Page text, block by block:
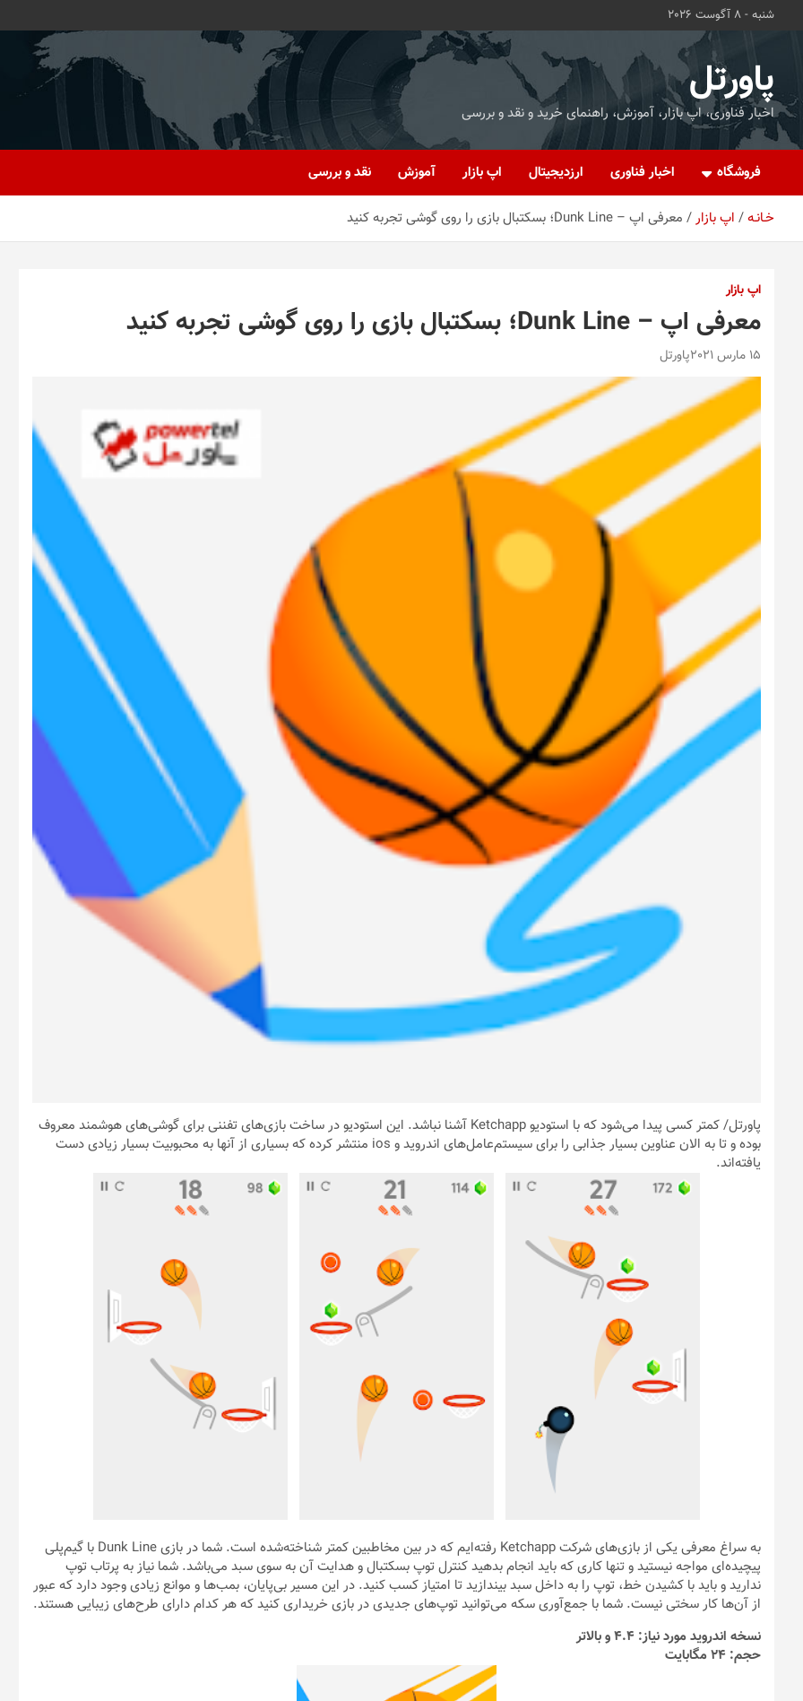
شنبه - 8 آگوست 2026
پاورتل
اخبار فناوری، اپ بازار، آموزش، راهنمای خرید و نقد و بررسی
فروشگاه اخبار فناوری ارزدیجیتال اپ بازار آموزش نقد و بررسی
خـانـه اپ بازار معرفی اپ – Dunk Line؛ بسکتبال بازی را روی گوشی تجربه کنید
اپ بازار
معرفی اپ – Dunk Line؛ بسکتبال بازی را روی گوشی تجربه کنید
15 مارس 2021 پاورتل
پاورتل
/ کمتر کسی پیدا می‌شود که با استودیو Ketchapp آشنا نباشد. این استودیو در ساخت بازی‌های تفننی برای گوشی‌های هوشمند معروف
بوده و تا به الان عناوین بسیار جذابی را برای سیستم‌عامل‌های اندروید و ios منتشر کرده که بسیاری از آنها به محبوبیت بسیار زیادی دست
یافته‌اند.
به سراغ معرفی یکی از بازی‌های شرکت Ketchapp رفته‌ایم که در بین مخاطبین کمتر شناخته‌شده است. شما در بازی Dunk Line با گیم‌پلی
پیچیده‌ای مواجه نیستید و تنها کاری که باید انجام بدهید کنترل توپ بسکتبال و هدایت آن‌ به سوی سبد می‌باشد. شما نیاز به پرتاب توپ
ندارید و باید با کشیدن خط، توپ‌ را به داخل سبد بیندازید تا امتیاز کسب کنید. در این مسیر بی‌پایان، بمب‌ها و موانع زیادی وجود دارد که عبور
از آن‌ها کار سختی نیست. شما با جمع‌آوری سکه می‌توانید توپ‌های جدیدی در بازی خریداری کنید که هر کدام دارای طرح‌های زیبایی هستند.
نسخه اندروید مورد نیاز: 4.4 و بالاتر
حجم: 24 مگابایت